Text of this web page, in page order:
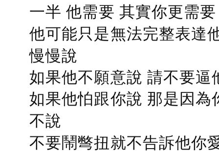
一半 他需要 其實你更需要
他可能只是無法完整表達
慢慢說
如果他不願意說 請不要逼
如果他怕跟你說 那是因
不說
不要鬧彆扭就不告訴他你